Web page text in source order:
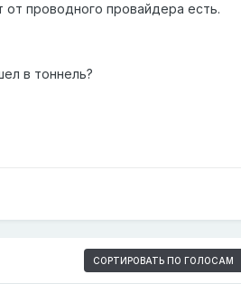
проводного провайдера есть.
в тоннель?
СОРТИРОВАТЬ ПО ГОЛОСАМ